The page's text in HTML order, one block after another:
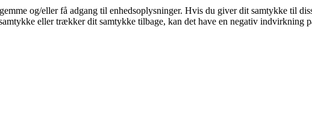
og/eller få adgang til enhedsoplysninger. Hvis du giver dit samtykke til
eller trækker dit samtykke tilbage, kan det have en negativ indvirkning